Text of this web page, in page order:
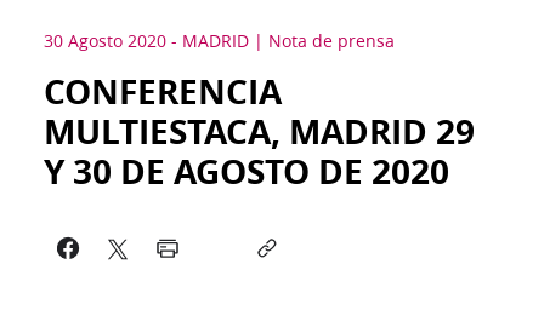
30 Agosto 2020 - MADRID Nota de prensa
CONFERENCIA
MULTIESTACA, MADRID 29
Y 30 DE AGOSTO DE 2020